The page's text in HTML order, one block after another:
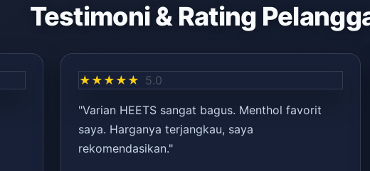
Testimoni & Rating
★★★★★ 5.0
"Varian HEETS sangat bagus. Menthol favorit
saya. Harganya terjangkau, saya
rekomendasikan."